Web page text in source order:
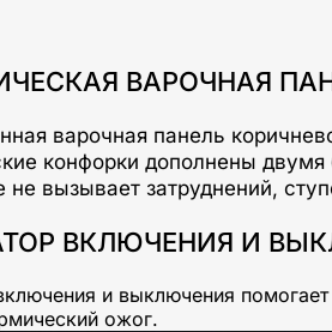
ВАРОЧНАЯ
варочная панель
конфорки дополнены
не вызывает затруднений,
ВКЛЮЧЕНИЯ И
и выключения
ожог.